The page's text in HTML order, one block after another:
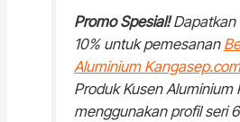
Promo Spesial!Dapatkan
10% untuk pemesanan
Aluminium
Produk Kusen Aluminium
menggunakan profil seri